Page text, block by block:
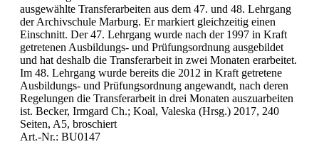
ausgewählte Transferarbeiten aus dem 47. und 48. Lehrgang
der Archivschule Marburg. Er markiert gleichzeitig einen
Einschnitt. Der 47. Lehrgang wurde nach der 1997 in Kraft
getretenen Ausbildungs- und Prüfungsordnung ausgebildet
und hat deshalb die Transferarbeit in zwei Monaten erarbeitet.
Im 48. Lehrgang wurde bereits die 2012 in Kraft getretene
Ausbildungs- und Prüfungsordnung angewandt, nach deren
Regelungen die Transferarbeit in drei Monaten auszuarbeiten
ist. Becker, Irmgard Ch.; Koal, Valeska (Hrsg.) 2017, 240
Seiten, A5, broschiert
Art.-Nr.: BU0147